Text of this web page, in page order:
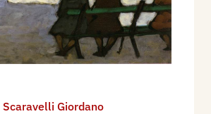
Scaravelli Giordano